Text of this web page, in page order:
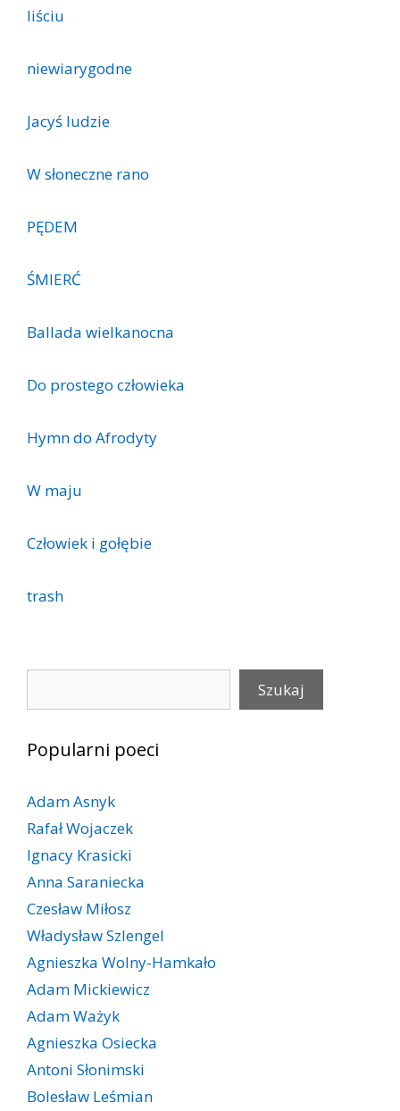
liściu
niewiarygodne
Jacyś ludzie
W słoneczne rano
PĘDEM
ŚMIERĆ
Ballada wielkanocna
Do prostego człowieka
Hymn do Afrodyty
W maju
Człowiek i gołębie
trash
Szukaj
Popularni poeci
Adam Asnyk
Rafał Wojaczek
Ignacy Krasicki
Anna Saraniecka
Czesław Miłosz
Władysław Szlengel
Agnieszka Wolny-Hamkało
Adam Mickiewicz
Adam Ważyk
Agnieszka Osiecka
Antoni Słonimski
Bolesław Leśmian